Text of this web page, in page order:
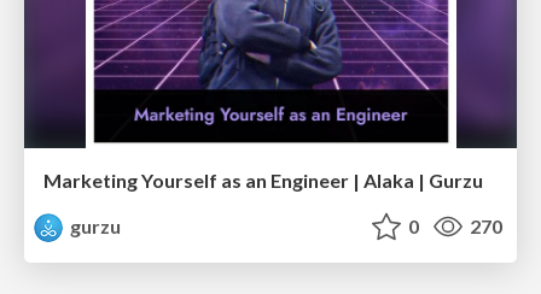
Marketing Yourself as an Engineer | Alaka | Gurzu
gurzu
0 270